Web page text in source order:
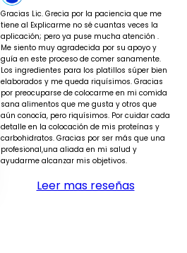
Gracias Lic. Grecia por la paciencia que me
tiene al Explicarme no sé cuantas veces la
aplicación; pero ya puse mucha atención .
Me siento muy agradecida por su apoyo y
guía en este proceso de comer sanamente.
Los ingredientes para los platillos súper bien
elaborados y me queda riquísimos. Gracias
por preocuparse de colocarme en mi comida
sana alimentos que me gusta y otros que
aún conocía, pero riquísimos. Por cuidar cada
detalle en la colocación de mis proteínas y
carbohidratos. Gracias por ser más que una
profesional,una aliada en mi salud y
ayudarme alcanzar mis objetivos.
Leer mas reseñas